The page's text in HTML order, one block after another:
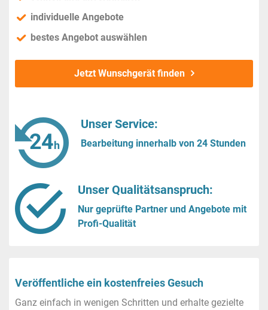
individuelle Angebote
bestes Angebot auswählen
Jetzt Wunschgerät finden
Unser Service:
Bearbeitung innerhalb von 24 Stunden
Unser Qualitätsanspruch:
Nur geprüfte Partner und Angebote mit
Profi-Qualität
Veröffentliche ein kostenfreies Gesuch
Ganz einfach in wenigen Schritten und erhalte gezielte